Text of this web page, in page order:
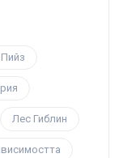
Лес Гиблин